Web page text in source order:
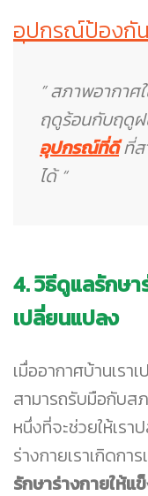
อุปกรณ์ป้องกั
” สภาพอากาศ
ฤดูร้อนกับฤดู
อุปกรณ์ที่ดีที่ส
ได้ “
4. วิธีดูแลรักษา
เปลี่ยนแปลง
เมื่ออากาศบ้านเร
สามารถรับมือกับส
หนึ่งที่จะช่วยให้เร
ร่างกายเราเกิดกา
รักษาร่างกายให้แ